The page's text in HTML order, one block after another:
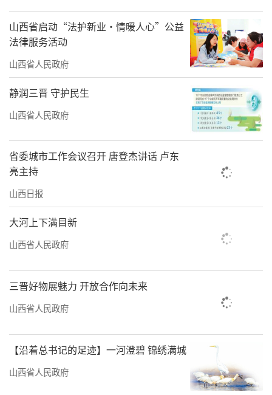
山西省启动“法护新业·情暖人心”公益
法律服务活动
山西省人民政府
静润三晋 守护民生
山西省人民政府
省委城市工作会议召开 唐登杰讲话 卢东
亮主持
山西日报
大河上下满目新
山西省人民政府
三晋好物展魅力 开放合作向未来
山西省人民政府
【沿着总书记的足迹】一河澄碧 锦绣满城
山西省人民政府